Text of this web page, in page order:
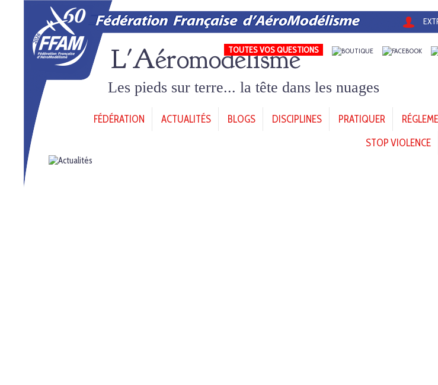
TOUTES VOS QUESTIONS
L'Aéromodélisme
Les pieds sur terre... la tête dans les nuages
FÉDÉRATION ACTUALITÉS BLOGS DISCIPLINES PRATIQUER
STOP VIOLENCE